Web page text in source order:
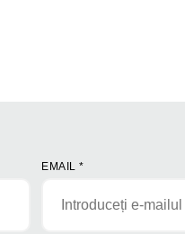
EMAIL*